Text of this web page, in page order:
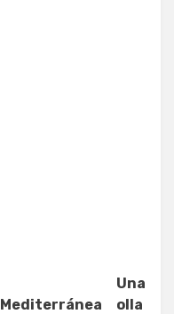
Mediterránea
Una
olla